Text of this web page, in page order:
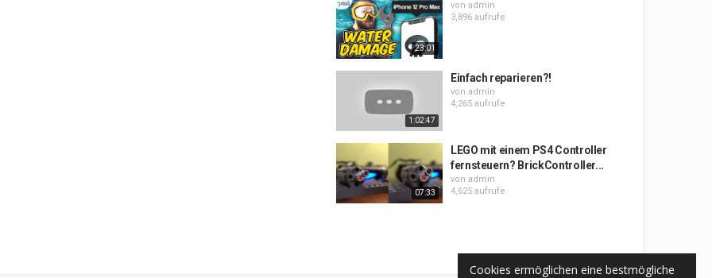
Cookies ermöglichen eine bestmögliche
23:01
von admin
3,896 aufrufe
1:02:47
Einfach reparieren?!
von admin
4,265 aufrufe
07:33
LEGO mit einem PS4 Controller
fernsteuern? BrickController...
von admin
4,625 aufrufe